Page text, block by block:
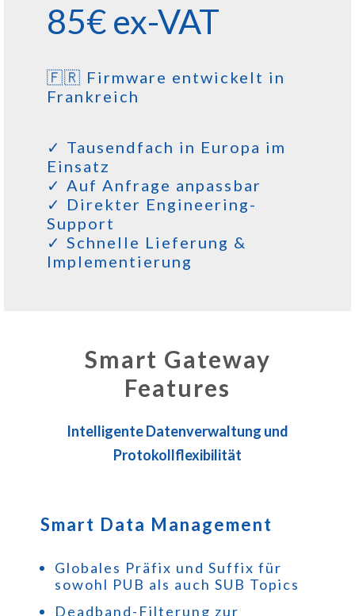
85€ ex-VAT
🇫🇷 Firmware entwickelt in
Frankreich
✓ Tausendfach in Europa im
Einsatz
✓ Auf Anfrage anpassbar
✓ Direkter Engineering-
Support
✓ Schnelle Lieferung &
Implementierung
Smart Gateway
Features
Intelligente Datenverwaltung und
Protokollflexibilität
Smart Data Management
Globales Präfix und Suffix für
sowohl PUB als auch SUB Topics
Deadband-Filterung zur